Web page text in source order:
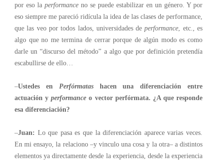
por eso la performance no se puede estabilizar en un género. Y por
eso siempre me pareció ridícula la idea de las clases de performance,
que las veo por todos lados, universidades deperformance , etc., es
algo que no me termina de cerrar porque de algún modo es como
darle un “discurso del método” a algo que por definición pretendía
escabullirse de ello…
–Ustedes en Perfórmatashacen una diferenciación entre
actuación yperformance o vector perfórmata. ¿A que responde
esa diferenciación?
–Juan: Lo que pasa es que la diferenciación aparece varias veces.
En mi ensayo, la relaciono –y vinculo una cosa y la otra– a distintos
elementos ya directamente desde la experiencia, desde la experiencia